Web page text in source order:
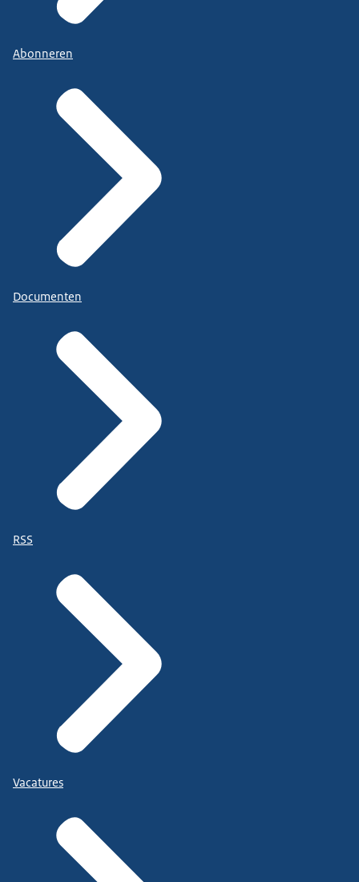
Abonneren
Documenten
RSS
Vacatures